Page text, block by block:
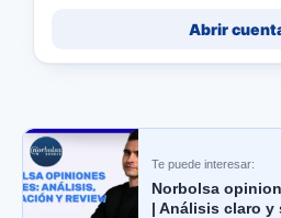
Abrir
Te puede interesar:
Norbolsa
| Análisis claro y